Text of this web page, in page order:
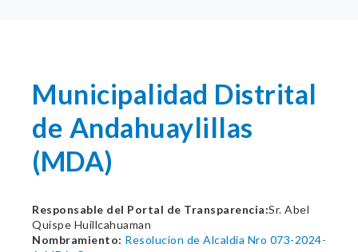
Municipalidad Distrital
de Andahuaylillas
(MDA)
Responsable del Portal de Transparencia:Sr. Abel
Quispe Huillcahuaman
Nombramiento: Resolucion de Alcaldia Nro 073-2024-